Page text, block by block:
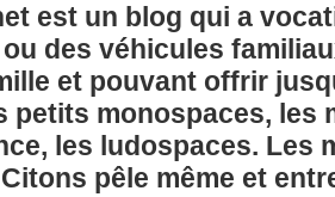
est un blog qui a
des véhicules
et pouvant offrir
petits monospaces, les
les ludospaces. Les
pêle même et